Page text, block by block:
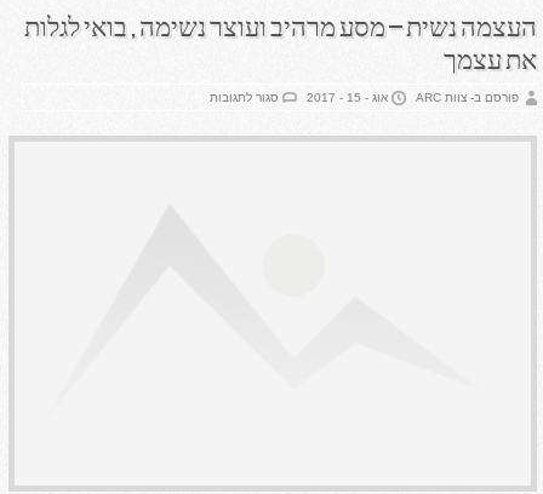
העצמה נשית – מסע מרהיב ועוצר נשימה , בואי לגלות
את עצמך
פורסם ב- צוות ARC אוג - 15 - 2017 סגור לתגובותעל
–